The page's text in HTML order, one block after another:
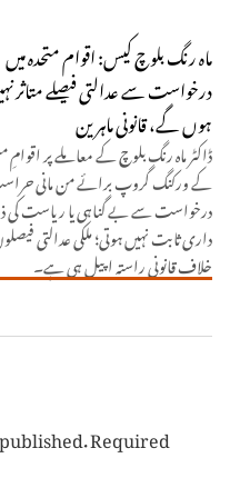
ماہ رنگ بلوچ کیس: اقوام متحدہ میں
درخواست سے عدالتی فیصلے متاثر
ہوں گے، قانونی ماہرین
ڈاکٹر ماہ رنگ بلوچ کے معاملے پر اقوامِ
کے ورکنگ گروپ برائے من مانی
درخواست سے بے گناہی یا ریاست کی
داری ثابت نہیں ہوتی؛ ملکی عدالتی
خلاف قانونی راستہ اپیل ہی ہے۔
Required